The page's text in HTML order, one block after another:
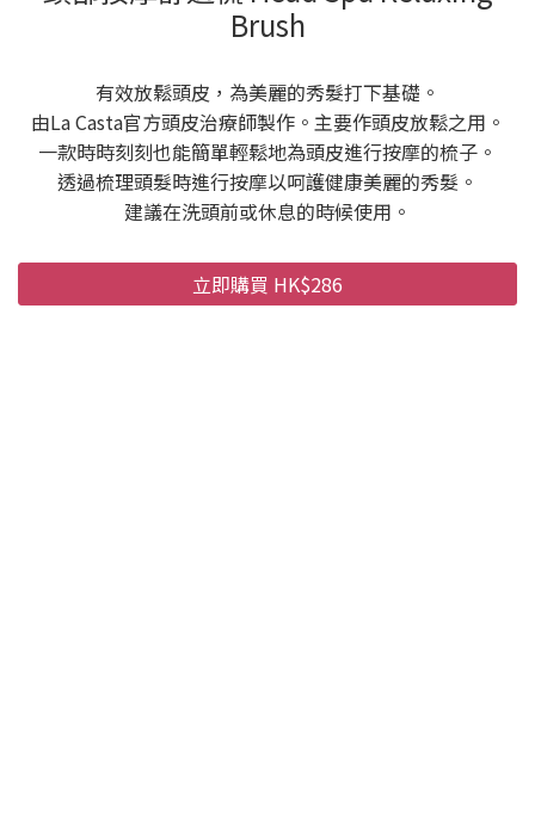
Brush
有效放鬆頭皮，為美麗的秀髮打下基礎。
由La Casta官方頭皮治療師製作。主要作頭皮放鬆之用。
一款時時刻刻也能簡單輕鬆地為頭皮進行按摩的梳子。
透過梳理頭髮時進行按摩以呵護健康美麗的秀髮。
建議在洗頭前或休息的時候使用。
立即購買 HK$286